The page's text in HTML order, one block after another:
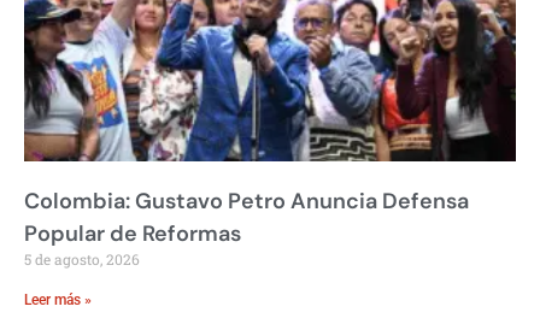
Colombia: Gustavo Petro Anuncia Defensa
Popular de Reformas
5 de agosto, 2026
Leer más »